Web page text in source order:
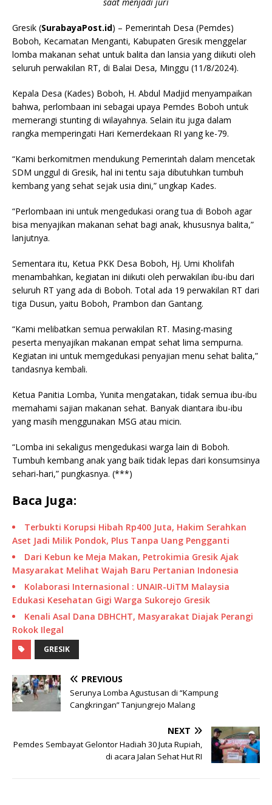
Gresik (SurabayaPost.id) – Pemerintah Desa (Pemdes)
Boboh, Kecamatan Menganti, Kabupaten Gresik menggelar
lomba makanan sehat untuk balita dan lansia yang diikuti oleh
seluruh perwakilan RT, di Balai Desa, Minggu (11/8/2024).
Kepala Desa (Kades) Boboh, H. Abdul Madjid menyampaikan
bahwa, perlombaan ini sebagai upaya Pemdes Boboh untuk
memerangi stunting di wilayahnya. Selain itu juga dalam
rangka memperingati Hari Kemerdekaan RI yang ke-79.
“Kami berkomitmen mendukung Pemerintah dalam mencetak
SDM unggul di Gresik, hal ini tentu saja dibutuhkan tumbuh
kembang yang sehat sejak usia dini,” ungkap Kades.
“Perlombaan ini untuk mengedukasi orang tua di Boboh agar
bisa menyajikan makanan sehat bagi anak, khususnya balita,”
lanjutnya.
Sementara itu, Ketua PKK Desa Boboh, Hj. Umi Kholifah
menambahkan, kegiatan ini diikuti oleh perwakilan ibu-ibu dari
seluruh RT yang ada di Boboh. Total ada 19 perwakilan RT dari
tiga Dusun, yaitu Boboh, Prambon dan Gantang.
“Kami melibatkan semua perwakilan RT. Masing-masing
peserta menyajikan makanan empat sehat lima sempurna.
Kegiatan ini untuk memgedukasi penyajian menu sehat balita,”
tandasnya kembali.
Ketua Panitia Lomba, Yunita mengatakan, tidak semua ibu-ibu
memahami sajian makanan sehat. Banyak diantara ibu-ibu
yang masih menggunakan MSG atau micin.
“Lomba ini sekaligus mengedukasi warga lain di Boboh.
Tumbuh kembang anak yang baik tidak lepas dari konsumsinya
sehari-hari,” pungkasnya. (***)
Baca Juga:
Terbukti Korupsi Hibah Rp400 Juta, Hakim Serahkan
Aset Jadi Milik Pondok, Plus Tanpa Uang Pengganti
Dari Kebun ke Meja Makan, Petrokimia Gresik Ajak
Masyarakat Melihat Wajah Baru Pertanian Indonesia
Kolaborasi Internasional : UNAIR-UiTM Malaysia
Edukasi Kesehatan Gigi Warga Sukorejo Gresik
Kenali Asal Dana DBHCHT, Masyarakat Diajak Perangi
Rokok Ilegal
GRESIK
PREVIOUS
Serunya Lomba Agustusan di “Kampung
Cangkringan” Tanjungrejo Malang
NEXT
Pemdes Sembayat Gelontor Hadiah 30 Juta Rupiah,
di acara Jalan Sehat Hut RI